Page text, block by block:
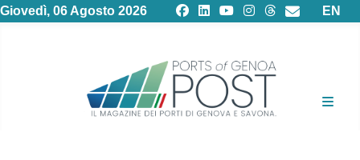
Giovedì, 06 Agosto 2026 EN